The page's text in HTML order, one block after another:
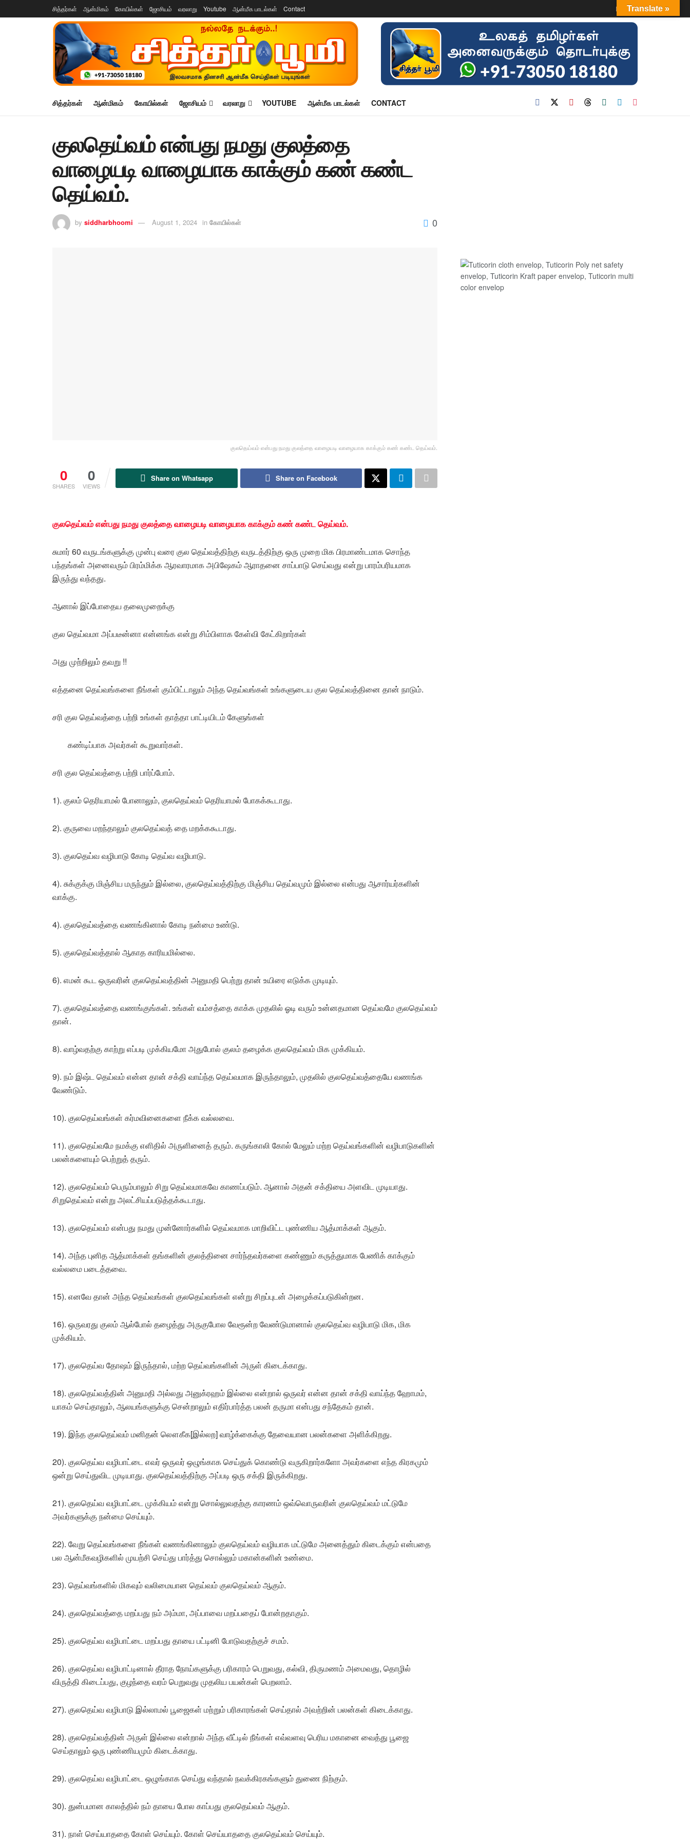
சித்தர்கள் ஆன்மிகம் கோயில்கள் ஜோசியம் வரலாறு Youtube ஆன்மீக பாடல்கள் Contact Login
சித்தர்கள் ஆன்மிகம் கோயில்கள் ஜோசியம் வரலாறு YOUTUBE ஆன்மீக பாடல்கள் CONTACT
குலதெய்வம் என்பது நமது குலத்தை
வாழையடி வாழையாக காக்கும் கண் கண்ட
தெய்வம்.
by siddharbhoomi August 1, 2024 in கோயில்கள் 0
குலதெய்வம் என்பது நமது குலத்தை வாழையடி வாழையாக காக்கும் கண் கண்ட தெய்வம்.
0
SHARES
0
VIEWS
Share on Whatsapp Share on Facebook
குலதெய்வம் என்பது நமது குலத்தை வாழையடி வாழையாக காக்கும் கண் கண்ட தெய்வம்.
சுமார் 60 வருடங்களுக்கு முன்பு வரை குல தெய்வத்திற்கு வருடத்திற்கு ஒரு முறை மிக பிரமாண்டமாக சொந்த
பந்தங்கள் அனைவரும் பிரம்மிக்க ஆரவாரமாக அபிஷேகம் ஆராதனை சாப்பாடு செய்வது என்று பாரம்பரியமாக
இருந்து வந்தது.
ஆனால் இப்போதைய தலைமுறைக்கு
குல தெய்வமா அப்படீன்னா என்னங்க என்று சிம்பிளாக கேள்வி கேட்கிறார்கள்
அது முற்றிலும் தவறு !!
எத்தனை தெய்வங்களை நீங்கள் கும்பிட்டாலும் அந்த தெய்வங்கள் உங்களுடைய குல தெய்வத்தினை தான் நாடும்.
சரி குல தெய்வத்தை பற்றி உங்கள் தாத்தா பாட்டியிடம் கேளுங்கள்
கண்டிப்பாக அவர்கள் கூறுவார்கள்.
சரி குல தெய்வத்தை பற்றி பார்ப்போம்.
1). குலம் தெரியாமல் போனாலும், குலதெய்வம் தெரியாமல் போகக்கூடாது.
2). குருவை மறந்தாலும் குலதெய்வத் தை மறக்ககூடாது.
3). குலதெய்வ வழிபாடு கோடி தெய்வ வழிபாடு.
4). சுக்குக்கு மிஞ்சிய மருந்தும் இல்லை, குலதெய்வத்திற்கு மிஞ்சிய தெய்வமும் இல்லை என்பது ஆசார்யர்களின்
வாக்கு.
4). குலதெய்வத்தை வணங்கினால் கோடி நன்மை உண்டு.
5). குலதெய்வத்தால் ஆகாத காரியமில்லை.
6). எமன் கூட ஒருவரின் குலதெய்வத்தின் அனுமதி பெற்று தான் உயிரை எடுக்க முடியும்.
7). குலதெய்வத்தை வணங்குங்கள். உங்கள் வம்சத்தை காக்க முதலில் ஓடி வரும் உன்னதமான தெய்வமே குலதெய்வம்
தான்.
8). வாழ்வதற்கு காற்று எப்படி முக்கியமோ அதுபோல் குலம் தழைக்க குலதெய்வம் மிக முக்கியம்.
9). நம் இஷ்ட தெய்வம் என்ன தான் சக்தி வாய்ந்த தெய்வமாக இருந்தாலும், முதலில் குலதெய்வத்தையே வணங்க
வேண்டும்.
10). குலதெய்வங்கள் கர்மவினைகளை நீக்க வல்லவை.
11). குலதெய்வமே நமக்கு எளிதில் அருளினைத் தரும். கருங்காலி கோல் மேலும் மற்ற தெய்வங்களின் வழிபாடுகளின்
பலன்களையும் பெற்றுத் தரும்.
12). குலதெய்வம் பெரும்பாலும் சிறு தெய்வமாகவே காணப்படும். ஆனால் அதன் சக்தியை அளவிட முடியாது.
சிறுதெய்வம் என்று அலட்சியப்படுத்தக்கூடாது.
13). குலதெய்வம் என்பது நமது முன்னோர்களில் தெய்வமாக மாறிவிட்ட புண்ணிய ஆத்மாக்கள் ஆகும்.
14). அந்த புனித ஆத்மாக்கள் தங்களின் குலத்தினை சார்ந்தவர்களை கண்ணும் கருத்துமாக பேணிக் காக்கும்
வல்லமை படைத்தவை.
15). எனவே தான் அந்த தெய்வங்கள் குலதெய்வங்கள் என்று சிறப்புடன் அழைக்கப்படுகின்றன.
16). ஒருவரது குலம் ஆல்போல் தழைத்து அருகுபோல வேரூன்ற வேண்டுமானால் குலதெய்வ வழிபாடு மிக, மிக
முக்கியம்.
17). குலதெய்வ தோஷம் இருந்தால், மற்ற தெய்வங்களின் அருள் கிடைக்காது.
18). குலதெய்வத்தின் அனுமதி அல்லது அனுக்ரஹம் இல்லை என்றால் ஒருவர் என்ன தான் சக்தி வாய்ந்த ஹோமம்,
யாகம் செய்தாலும், ஆலயங்களுக்கு சென்றாலும் எதிர்பார்த்த பலன் தருமா என்பது சந்தேகம் தான்.
19). இந்த குலதெய்வம் மனிதன் லௌகீக[இல்லற] வாழ்க்கைக்கு தேவையான பலன்களை அளிக்கிறது.
20). குலதெய்வ வழிபாட்டை எவர் ஒருவர் ஒழுங்காக செய்துக் கொண்டு வருகிறார்களோ அவர்களை எந்த கிரகமும்
ஒன்று செய்துவிட முடியாது. குலதெய்வத்திற்கு அப்படி ஒரு சக்தி இருக்கிறது.
21). குலதெய்வ வழிபாட்டை முக்கியம் என்று சொல்லுவதற்கு காரணம் ஒவ்வொருவரின் குலதெய்வம் மட்டுமே
அவர்களுக்கு நன்மை செய்யும்.
22). வேறு தெய்வங்களை நீங்கள் வணங்கினாலும் குலதெய்வம் வழியாக மட்டுமே அனைத்தும் கிடைக்கும் என்பதை
பல ஆன்மீகவழிகளில் முயற்சி செய்து பார்த்து சொல்லும் மகான்களின் உண்மை.
23). தெய்வங்களில் மிகவும் வலிமையான தெய்வம் குலதெய்வம் ஆகும்.
24). குலதெய்வத்தை மறப்பது நம் அம்மா, அப்பாவை மறப்பதைப் போன்றதாகும்.
25). குலதெய்வ வழிபாட்டை மறப்பது தாயை பட்டினி போடுவதற்குச் சமம்.
26). குலதெய்வ வழிபாட்டினால் தீராத நோய்களுக்கு பரிகாரம் பெறுவது, கல்வி, திருமணம் அமைவது, தொழில்
விருத்தி கிடைப்பது, குழந்தை வரம் பெறுவது முதலிய பயன்கள் பெறலாம்.
27). குலதெய்வ வழிபாடு இல்லாமல் பூஜைகள் மற்றும் பரிகாரங்கள் செய்தால் அவற்றின் பலன்கள் கிடைக்காது.
28). குலதெய்வத்தின் அருள் இல்லை என்றால் அந்த வீட்டில் நீங்கள் எவ்வளவு பெரிய மகானை வைத்து பூஜை
செய்தாலும் ஒரு புண்ணியமும் கிடைக்காது.
29). குலதெய்வ வழிபாட்டை ஒழுங்காக செய்து வந்தால் நவக்கிரகங்களும் துணை நிற்கும்.
30). துன்பமான காலத்தில் நம் தாயை போல காப்பது குலதெய்வம் ஆகும்.
31). நாள் செய்யாததை கோள் செய்யும். கோள் செய்யாததை குலதெய்வம் செய்யும்.
Translate »